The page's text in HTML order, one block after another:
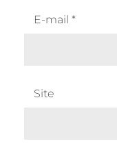
E-mail *
Site